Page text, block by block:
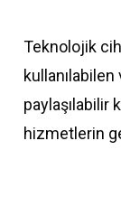
Teknolojik
kullanılabilen
paylaşılabilir
hizmetlerin